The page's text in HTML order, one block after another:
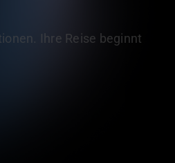
Ihre Reise beginnt